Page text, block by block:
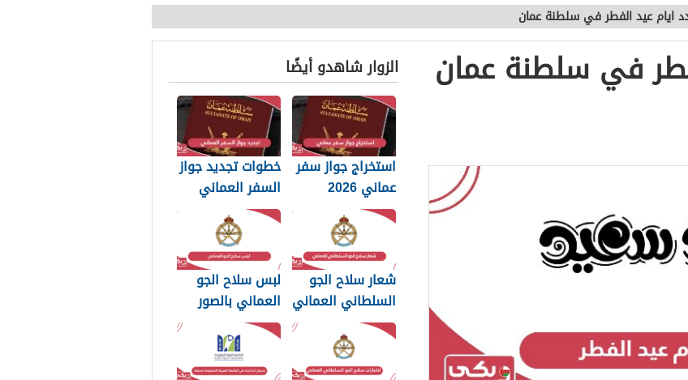
ايام عيد الفطر في سلطنة عمان
في سلطنة عمان الزوار شاهدو أيضًا
استخراج جواز سفر
عماني 2026
المتطلبات التي
يجب أن تعرفها
خطوات تجديد جواز
السفر العماني
2026: الرسوم
والمستندات
المطلوبة
شعار سلاح الجو
السلطاني العماني
png بجودة عالية
2026
لبس سلاح الجو
العماني بالصور
2026